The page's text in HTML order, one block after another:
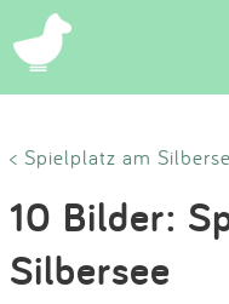
< Spielplatz am
10 Bilder:
Silbersee